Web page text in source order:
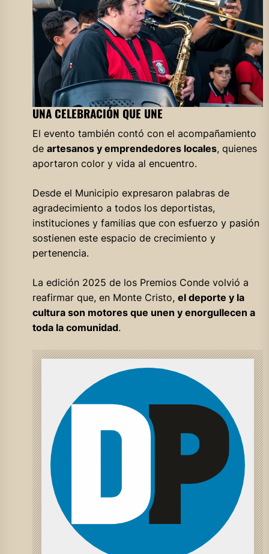
UNA CELEBRACIÓN QUE UNE
El evento también contó con el acompañamiento
de artesanos y emprendedores locales, quienes
aportaron color y vida al encuentro.
Desde el Municipio expresaron palabras de
agradecimiento a todos los deportistas,
instituciones y familias que con esfuerzo y pasión
sostienen este espacio de crecimiento y
pertenencia.
La edición 2025 de los Premios Conde volvió a
reafirmar que, en Monte Cristo, el deporte y la
cultura son motores que unen y enorgullecen a
toda la comunidad.